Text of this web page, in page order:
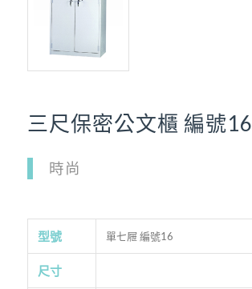
三尺保密公文櫃 編號16
時尚
型號 單七屜 編號16
尺寸